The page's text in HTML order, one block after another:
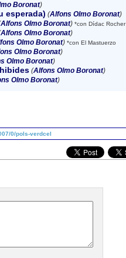
Boronat)
esperada) (Alfons Olmo Boronat)
Alfons Olmo Boronat)*con Dídac Rocher
Alfons Olmo Boronat)
Olmo Boronat)*con El Mastuerzo
Olmo Boronat)
Olmo Boronat)
(Alfons Olmo Boronat)
Olmo Boronat)
0/pols-verdcel